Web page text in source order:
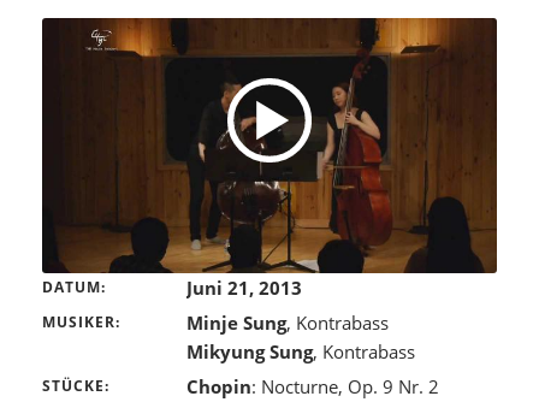
DATUM Juni 21, 2013
MUSIKER Minje Sung, Kontrabass
Mikyung Sung, Kontrabass
STÜCKE Chopin: Nocturne, Op. 9 Nr. 2